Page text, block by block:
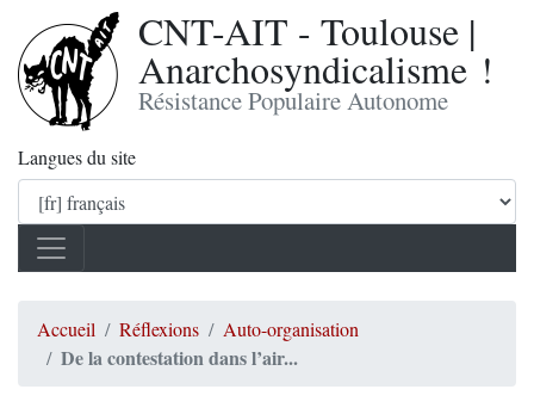
CNT-AIT - Toulouse |
Anarchosyndicalisme !
Résistance Populaire Autonome
Langues du site
Accueil Réflexions Auto-organisation
De la contestation dans l’air...